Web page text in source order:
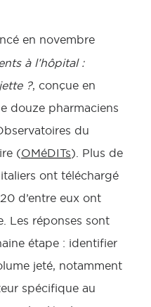
en novembre
à l’hôpital :
?, conçue en
douze pharmaciens
du
(OMéDITs). Plus de
ont téléchargé
d’entre eux ont
Les réponses sont
étape : identifier
jeté, notamment
spécifique au